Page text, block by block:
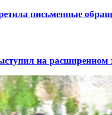
письменные
на расширенном